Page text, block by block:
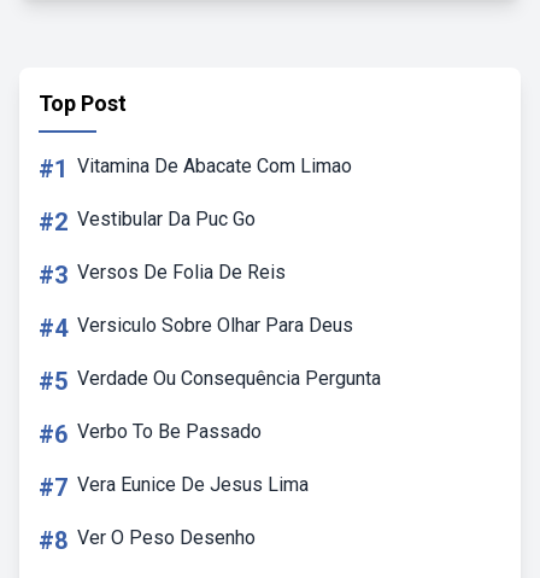
Top Post
#1 Vitamina De Abacate Com Limao
#2 Vestibular Da Puc Go
#3 Versos De Folia De Reis
#4 Versiculo Sobre Olhar Para Deus
#5 Verdade Ou Consequência Pergunta
#6 Verbo To Be Passado
#7 Vera Eunice De Jesus Lima
#8 Ver O Peso Desenho